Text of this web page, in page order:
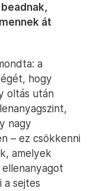
át
a
hogy
oltás után
nagy
– ez csökkenni
amelyek
a sejtes